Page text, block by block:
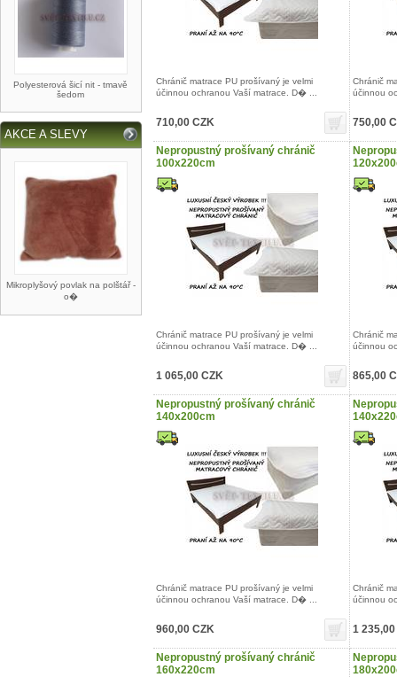
Polyesterová šicí nit - tmavě
šedom
AKCE A SLEVY
Mikroplyšový povlak na polštář -
o�
Chránič matrace PU prošívaný je velmi
účinnou ochranou Vaší matrace. D� ...
710,00 CZK
Chránič
účinnou
750,00
Nepropustný prošívaný chránič
100x220cm
Chránič matrace PU prošívaný je velmi
účinnou ochranou Vaší matrace. D� ...
1 065,00 CZK
Chránič
účinnou
865,00
Nepropustný prošívaný chránič
140x200cm
Chránič matrace PU prošívaný je velmi
účinnou ochranou Vaší matrace. D� ...
960,00 CZK
Chránič
účinnou
1
Nepropustný prošívaný chránič
160x220cm